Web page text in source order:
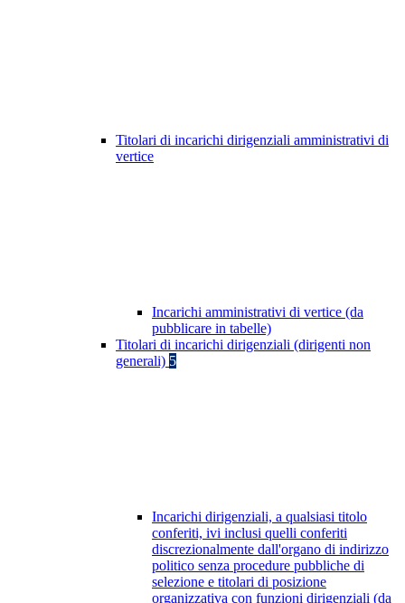
Titolari di incarichi dirigenziali amministrativi di
vertice
Incarichi amministrativi di vertice (da
pubblicare in tabelle)
Titolari di incarichi dirigenziali (dirigenti non
generali) 5
Incarichi dirigenziali, a qualsiasi titolo
conferiti, ivi inclusi quelli conferiti
discrezionalmente dall'organo di indirizzo
politico senza procedure pubbliche di
selezione e titolari di posizione
organizzativa con funzioni dirigenziali (da